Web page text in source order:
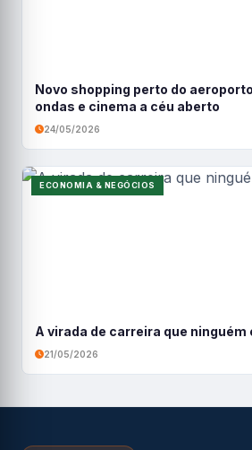
Novo shopping perto do
ondas e cinema a céu aberto
24/05/2026
ECONOMIA & NEGÓCIOS
A virada de carreira que ninguém
21/05/2026